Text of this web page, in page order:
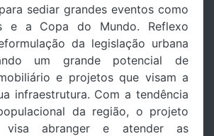
sediar grandes eventos como
e a Copa do Mundo. Reflexo
da legislação urbana
um grande potencial de
e projetos que visam a
infraestrutura. Com a tendência
da região, o projeto
visa abranger e atender as